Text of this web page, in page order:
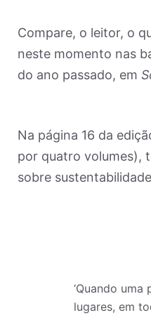
Compare, o leitor, o
neste momento nas
do ano passado, em
Na página 16 da
por quatro volumes),
sobre
‘Quando
lugares, em